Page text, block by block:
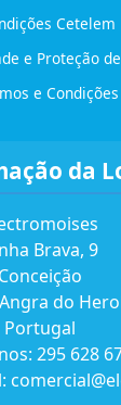
Cetelem
e Proteção
e Condições
da
Brava, 9
Conceição
do
Portugal
295 628